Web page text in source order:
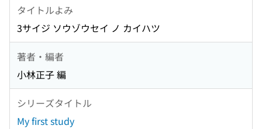
タイトルよみ
3サイジ ソウゾウセイ ノ カイハツ
著者・編者
小林正子 編
シリーズタイトル
My first study